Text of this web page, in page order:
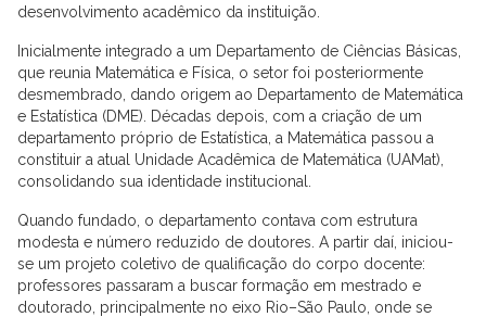
desenvolvimento acadêmico da instituição.
Inicialmente integrado a um Departamento de Ciências Básicas,
que reunia Matemática e Física, o setor foi posteriormente
desmembrado, dando origem ao Departamento de Matemática
e Estatística (DME). Décadas depois, com a criação de um
departamento próprio de Estatística, a Matemática passou a
constituir a atual Unidade Acadêmica de Matemática (UAMat),
consolidando sua identidade institucional.
Quando fundado, o departamento contava com estrutura
modesta e número reduzido de doutores. A partir daí, iniciou-
se um projeto coletivo de qualificação do corpo docente:
professores passaram a buscar formação em mestrado e
doutorado, principalmente no eixo Rio–São Paulo, onde se